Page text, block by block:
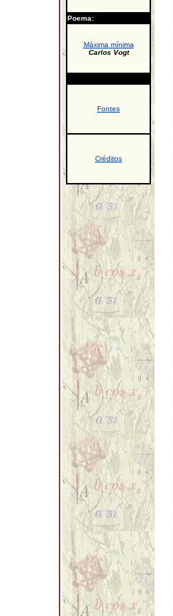
Poema:
Máxima mínima
Carlos Vogt
Fontes
Créditos